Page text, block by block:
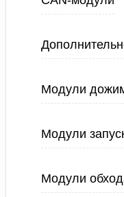
Модули
Модули
Модули